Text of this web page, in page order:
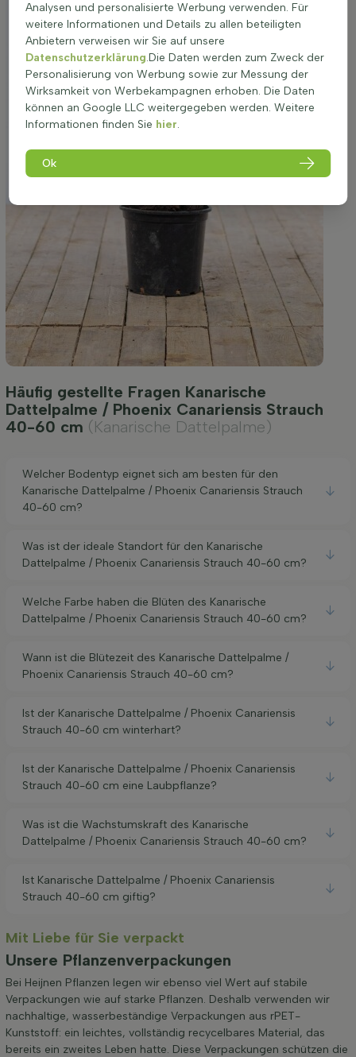
Häufig gestellte Fragen Kanarische
Dattelpalme / Phoenix Canariensis Strauch
40-60 cm (Kanarische Dattelpalme)
Welcher Bodentyp eignet sich am besten für den
Kanarische Dattelpalme / Phoenix Canariensis Strauch
40-60 cm?
Was ist der ideale Standort für den Kanarische
Dattelpalme / Phoenix Canariensis Strauch 40-60 cm?
Welche Farbe haben die Blüten des Kanarische
Dattelpalme / Phoenix Canariensis Strauch 40-60 cm?
Wann ist die Blütezeit des Kanarische Dattelpalme /
Phoenix Canariensis Strauch 40-60 cm?
Ist der Kanarische Dattelpalme / Phoenix Canariensis
Strauch 40-60 cm winterhart?
Ist der Kanarische Dattelpalme / Phoenix Canariensis
Strauch 40-60 cm eine Laubpflanze?
Was ist die Wachstumskraft des Kanarische
Dattelpalme / Phoenix Canariensis Strauch 40-60 cm?
Ist Kanarische Dattelpalme / Phoenix Canariensis
Strauch 40-60 cm giftig?
Mit Liebe für Sie verpackt
Unsere Pflanzenverpackungen
Bei Heijnen Pflanzen legen wir ebenso viel Wert auf stabile
Verpackungen wie auf starke Pflanzen. Deshalb verwenden wir
nachhaltige, wasserbeständige Verpackungen aus rPET-
Kunststoff: ein leichtes, vollständig recycelbares Material, das
bereits ein zweites Leben hatte. Diese Verpackungen schützen die
Analysen und personalisierte Werbung verwenden. Für
weitere Informationen und Details zu allen beteiligten
Anbietern verweisen wir Sie auf unsere
Datenschutzerklärung.Die Daten werden zum Zweck der
Personalisierung von Werbung sowie zur Messung der
Wirksamkeit von Werbekampagnen erhoben. Die Daten
können an Google LLC weitergegeben werden. Weitere
Informationen finden Sie hier.
Ok